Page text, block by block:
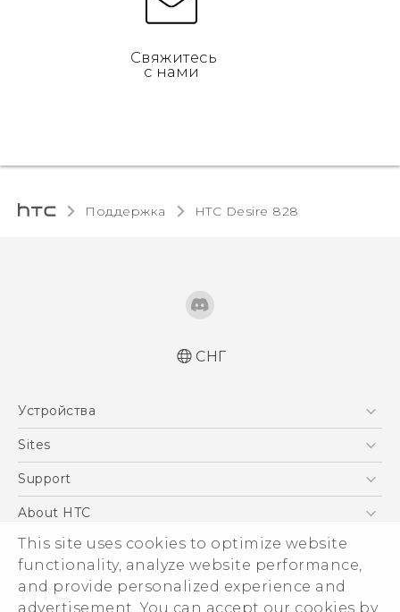
This site uses cookies to optimize website
functionality, analyze website performance,
and provide personalized experience and
advertisement. You can accept our cookies by
Свяжитесь
с нами
Поддержка HTC Desire 828‎
Русский - Руководство пользователя
соответствию стандартам
Қазақ - жұмысты бастау нұсқаулығы
Қазақ - Пайдаланушы нұсқаулығы
ақпараты
СНГ
Устройства
5G
EXODUS
VIVE
Sites
HTC Dev
Support
ПОДДЕРЖКА
About HTC
ESG
Инвестирование
Политика конфиденциальности